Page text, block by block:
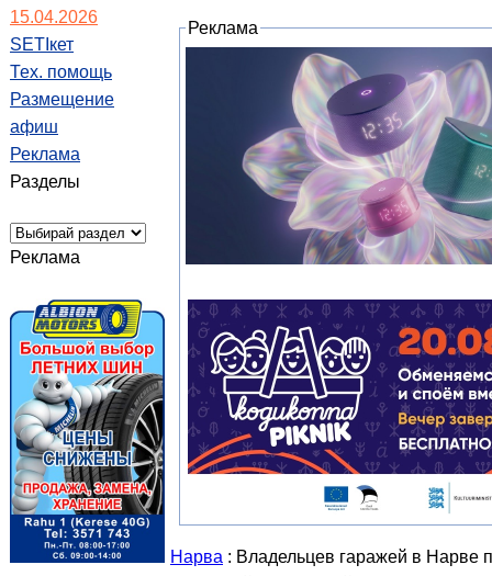
15.04.2026
SETIкет
Тех. помощь
Размещение
афиш
Реклама
Разделы
Реклама
Реклама
Нарва : Владельцев гаражей в Нарве